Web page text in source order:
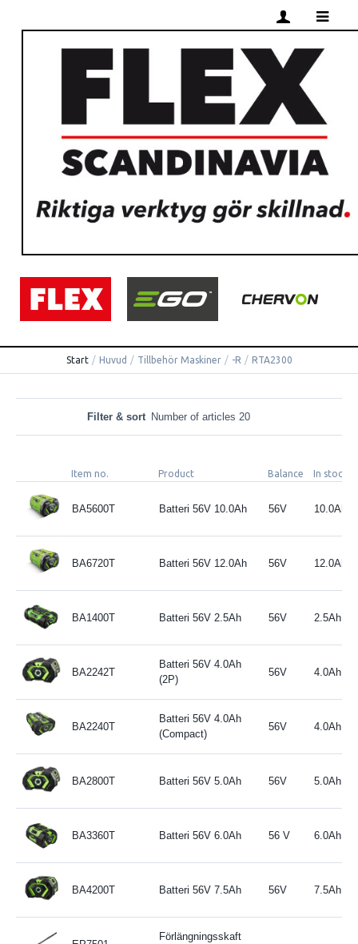
Start / Huvud / Tillbehör Maskiner / -R / RTA2300
Filter & sort Number of articles 20
Item no. Product Balance In stock
BA5600T Batteri 56V 10.0Ah 56V 10.0Ah
BA6720T Batteri 56V 12.0Ah 56V 12.0Ah
BA1400T Batteri 56V 2.5Ah 56V 2.5Ah
BA2242T
Batteri 56V 4.0Ah
(2P)
56V 4.0Ah
BA2240T
Batteri 56V 4.0Ah
(Compact)
56V 4.0Ah
BA2800T Batteri 56V 5.0Ah 56V 5.0Ah
BA3360T Batteri 56V 6.0Ah 56 V 6.0Ah
BA4200T Batteri 56V 7.5Ah 56V 7.5Ah
Förlängningsskaft